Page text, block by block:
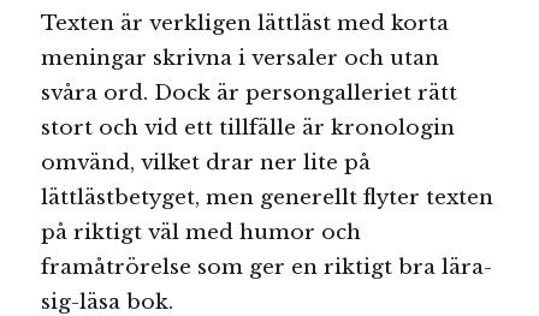
Texten är verkligen lättläst med korta
meningar skrivna i versaler och utan
svåra ord. Dock är persongalleriet rätt
stort och vid ett tillfälle är kronologin
omvänd, vilket drar ner lite på
lättlästbetyget, men generellt flyter texten
på riktigt väl med humor och
framåtrörelse som ger en riktigt bra lära-
sig-läsa bok.